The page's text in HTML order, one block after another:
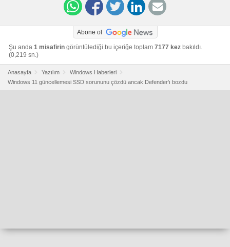
Abone ol
Şu anda 1 misafirin görüntülediği bu içeriğe toplam 7177 kez bakıldı.
(0,219 sn.)
Anasayfa Yazılım
Windows Haberleri
Windows 11 güncellemesi SSD sorununu çözdü ancak Defender'ı bozdu